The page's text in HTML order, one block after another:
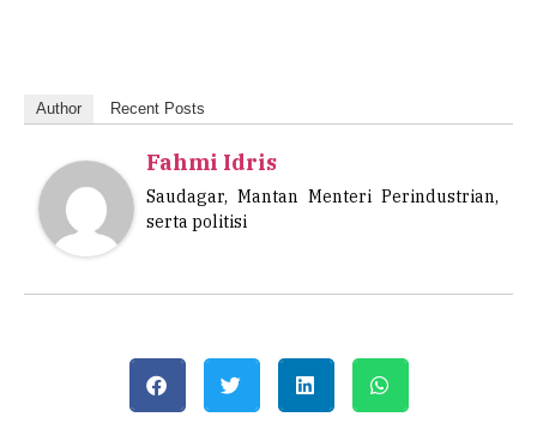
Author Recent Posts
Fahmi Idris
Saudagar, Mantan Menteri Perindustrian,
serta politisi